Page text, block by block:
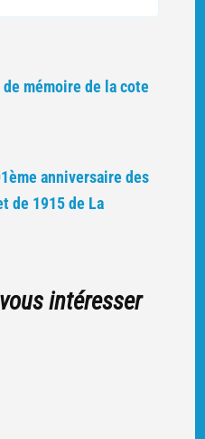
BARBEROT
mémoire de la cote
anniversaire des
de 1915 de La
intéresser